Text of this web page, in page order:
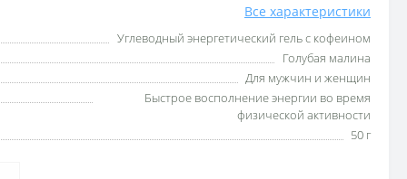
Все характеристики
Углеводный энергетический гель с кофеином
Голубая малина
Для мужчин и женщин
Быстрое восполнение энергии во время
физической активности
50 г